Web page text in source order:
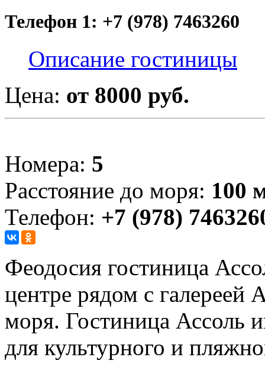
Телефон 1: +7 (978) 7463260
Описание гостиницы
Цена: от 8000 руб.
Номера: 5
Расстояние до моря: 100
Телефон: +7 (978)
Феодосия гостиница
центре рядом с галереей
моря. Гостиница Ассоль
для культурного и